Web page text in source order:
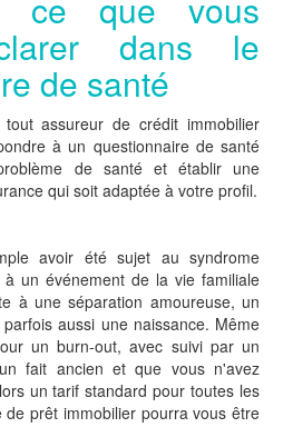
dans le
de santé
assureur de crédit immobilier
à un questionnaire de santé
de santé et établir une
qui soit adaptée à votre profil.
avoir été sujet au syndrome
un événement de la vie familiale
à une séparation amoureuse, un
aussi une naissance. Même
un burn-out, avec suivi par un
fait ancien et que vous n'avez
un tarif standard pour toutes les
prêt immobilier pourra vous être